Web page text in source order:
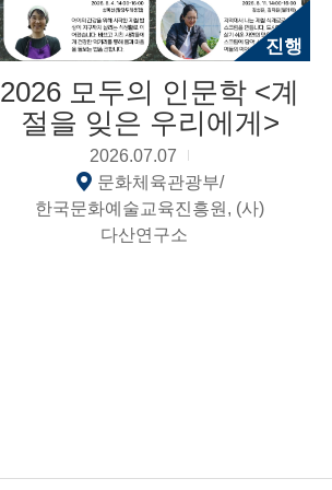
진행
2026 모두의 인문학 <계
절을 잊은 우리에게>
2026.07.07
문화체육관광부/
한국문화예술교육진흥원, (사)
다산연구소